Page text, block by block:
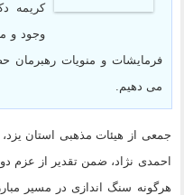
کریمه
وجود و
فرمایشات و منویات رهبرمان
می دهیم.
جمعی از هیئات مذهبی استان
احمدی نژاد، ضمن تقدیر از عزم
هرگونه سنگ اندازی در مسیر